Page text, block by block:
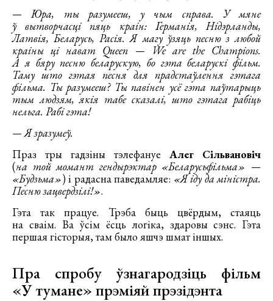
— Юра, ты разумееш, у чым справа. У мяне
ў вытворчасці пяць краін: Германія, Нідэрланды,
Латвія, Беларусь, Расія. Я магу ўзяць песню з любой
краіны ці нават Queen — We are the Champions.
А я бяру песню беларускую, бо гэта беларускі фільм.
Таму што гэтая песня для прадстаўлення гэтага
фільма. Ты разумееш? Ты павінен усё гэта паўтарыць
тым людзям, якія табе сказалі, што гэтага рабіць
нельга. Рабі гэта!
— Я зразумеў.
Праз тры гадзіны тэлефануе Алег Сільвановіч
(на той момант гендырэктар «Беларусьфільма» —
«Будзьма») і радасна паведамляе: «Я іду да міністра.
Песню зацвердзілі!».
Гэта так працуе. Трэба быць цвёрдым, стаяць
на сваім. Ва ўсім ёсць логіка, здаровы сэнс. Гэта
першая гісторыя, там было яшчэ шмат іншых.
Пра спробу ўзнагародзіць фільм
«У тумане» прэміяй прэзідэнта